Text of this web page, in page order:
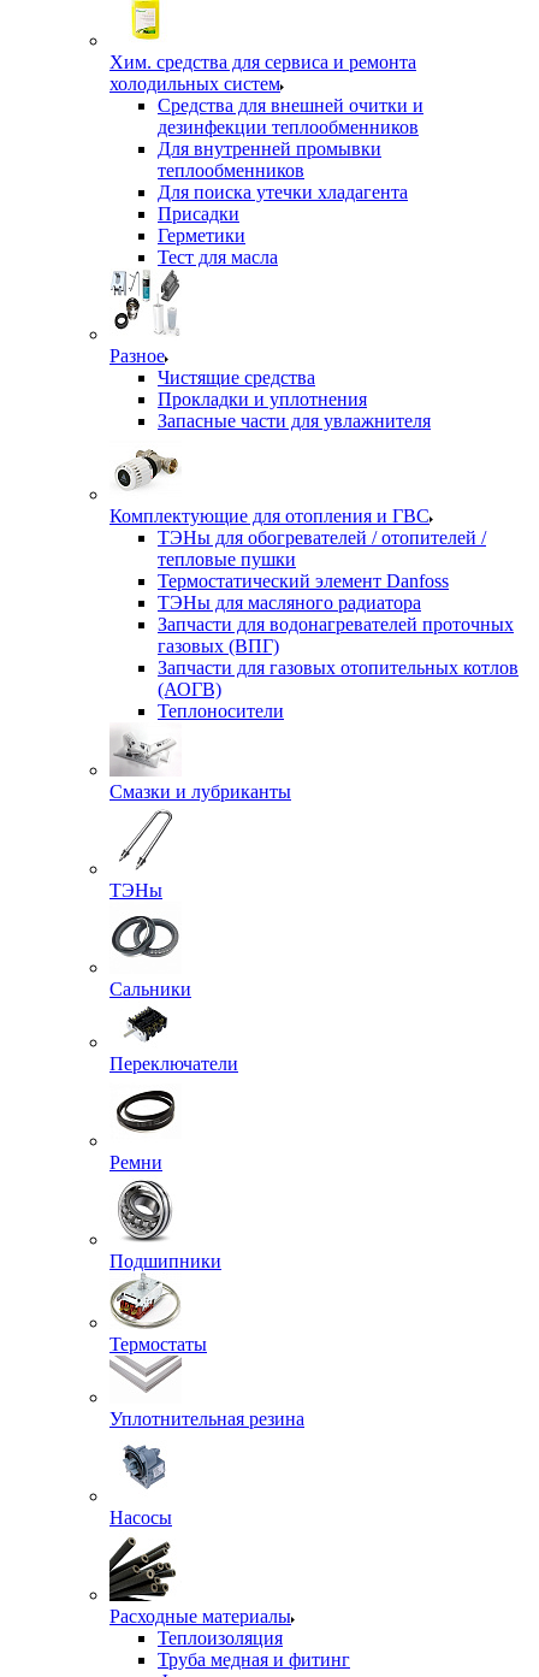
Хим. средства для сервиса и ремонта
холодильных систем
Средства для внешней очитки и
дезинфекции теплообменников
Для внутренней промывки
теплообменников
Для поиска утечки хладагента
Присадки
Герметики
Тест для масла
Разное
Чистящие средства
Прокладки и уплотнения
Запасные части для увлажнителя
Комплектующие для отопления и ГВС
ТЭНы для обогревателей / отопителей /
тепловые пушки
Термостатический элемент Danfoss
ТЭНы для масляного радиатора
Запчасти для водонагревателей проточных
газовых (ВПГ)
Запчасти для газовых отопительных котлов
(АОГВ)
Теплоносители
Смазки и лубриканты
ТЭНы
Сальники
Переключатели
Ремни
Подшипники
Термостаты
Уплотнительная резина
Насосы
Расходные материалы
Теплоизоляция
Труба медная и фитинг